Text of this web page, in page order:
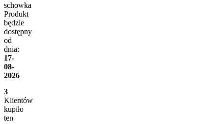
schowka
Produkt
będzie
dostępny
od
dnia:
17-
08-
2026
3
Klientów
kupiło
ten